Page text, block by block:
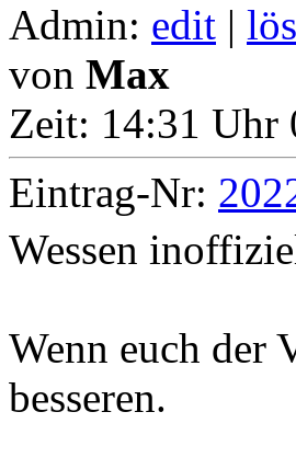
Admin: edit |
von Max
Zeit: 14:31 Uhr
Eintrag-Nr:
Wessen
Wenn euch der
besseren.